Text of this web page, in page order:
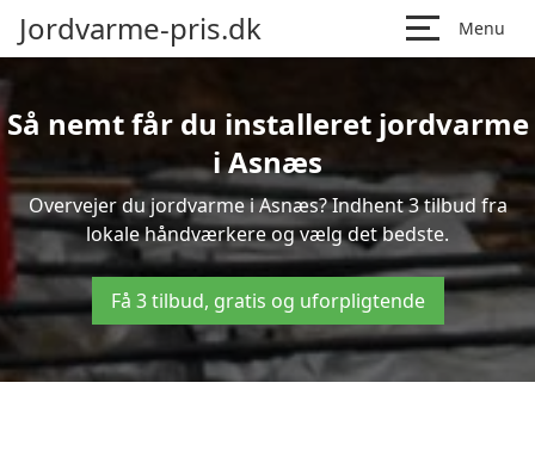
Jordvarme-pris.dk Menu
Så nemt får du installeret jordvarme
i Asnæs
Overvejer du jordvarme i Asnæs? Indhent 3 tilbud fra
lokale håndværkere og vælg det bedste.
Få 3 tilbud, gratis og uforpligtende